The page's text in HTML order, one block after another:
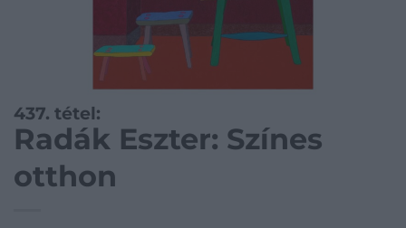
437. tétel:
Radák Eszter: Színes
otthon